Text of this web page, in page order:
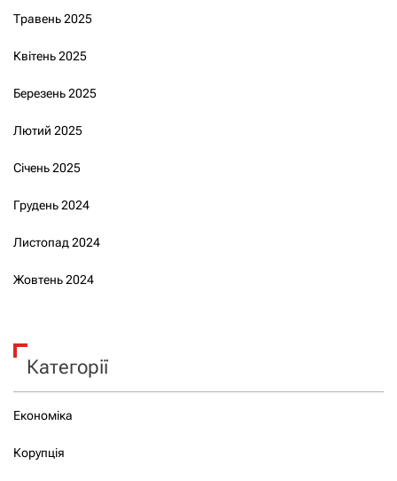
Травень 2025
Квітень 2025
Березень 2025
Лютий 2025
Січень 2025
Грудень 2024
Листопад 2024
Жовтень 2024
Категорії
Економіка
Корупція